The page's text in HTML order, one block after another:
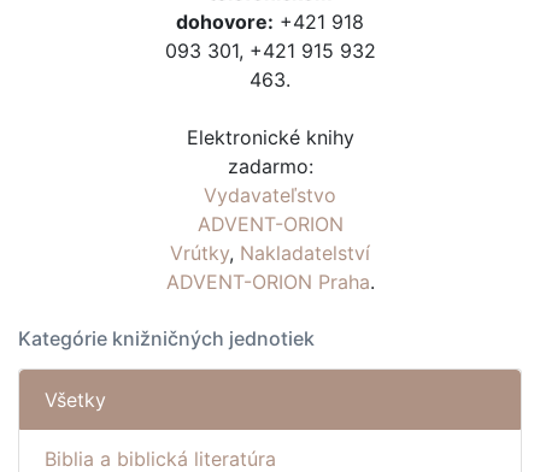
dohovore: +421 918
093 301, +421 915 932
463.
Elektronické knihy
zadarmo:
Vydavateľstvo
ADVENT-ORION
Vrútky, Nakladatelství
ADVENT-ORION Praha.
Kategórie knižničných jednotiek
Všetky
Biblia a biblická literatúra